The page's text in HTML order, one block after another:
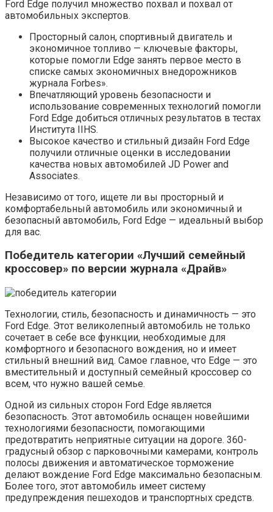
Ford Edge получил множество похвал и похвал от
автомобильных экспертов.
Просторный салон, спортивный двигатель и
экономичное топливо — ключевые факторы,
которые помогли Edge занять первое место в
списке самых экономичных внедорожников
журнала Forbes».
Впечатляющий уровень безопасности и
использование современных технологий помогли
Ford Edge добиться отличных результатов в тестах
Института IIHS.
Высокое качество и стильный дизайн Ford Edge
получили отличные оценки в исследовании
качества новых автомобилей JD Power and
Associates.
Независимо от того, ищете ли вы просторный и
комфортабельный автомобиль или экономичный и
безопасный автомобиль, Ford Edge — идеальный выбор
для вас.
Победитель категории «Лучший семейный
кроссовер» по версии журнала «Драйв»
Технологии, стиль, безопасность и динамичность — это
Ford Edge. Этот великолепный автомобиль не только
сочетает в себе все функции, необходимые для
комфортного и безопасного вождения, но и имеет
стильный внешний вид. Самое главное, что Edge — это
вместительный и доступный семейный кроссовер со
всем, что нужно вашей семье.
Одной из сильных сторон Ford Edge является
безопасность. Этот автомобиль оснащен новейшими
технологиями безопасности, помогающими
предотвратить неприятные ситуации на дороге. 360-
градусный обзор с парковочными камерами, контроль
полосы движения и автоматическое торможение
делают вождение Ford Edge максимально безопасным.
Более того, этот автомобиль имеет систему
предупреждения пешеходов и транспортных средств.